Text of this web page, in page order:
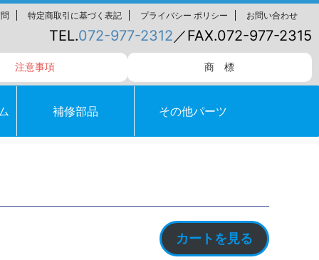
特定商取引に基づく表記 プライバシー ポリシー お問い合わせ
TEL.072-977-2312／FAX.072-977-2315
注意事項 商 標
補修部品 その他パーツ
カートを見る